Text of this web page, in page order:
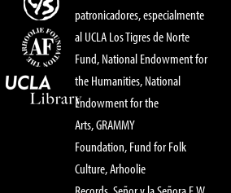
patronicadores, especialmente
al UCLA Los Tigres de Norte
Fund, National Endowment for
the Humanities, National
Endowment for the
Arts, GRAMMY
Foundation, Fund for Folk
Culture, Arhoolie